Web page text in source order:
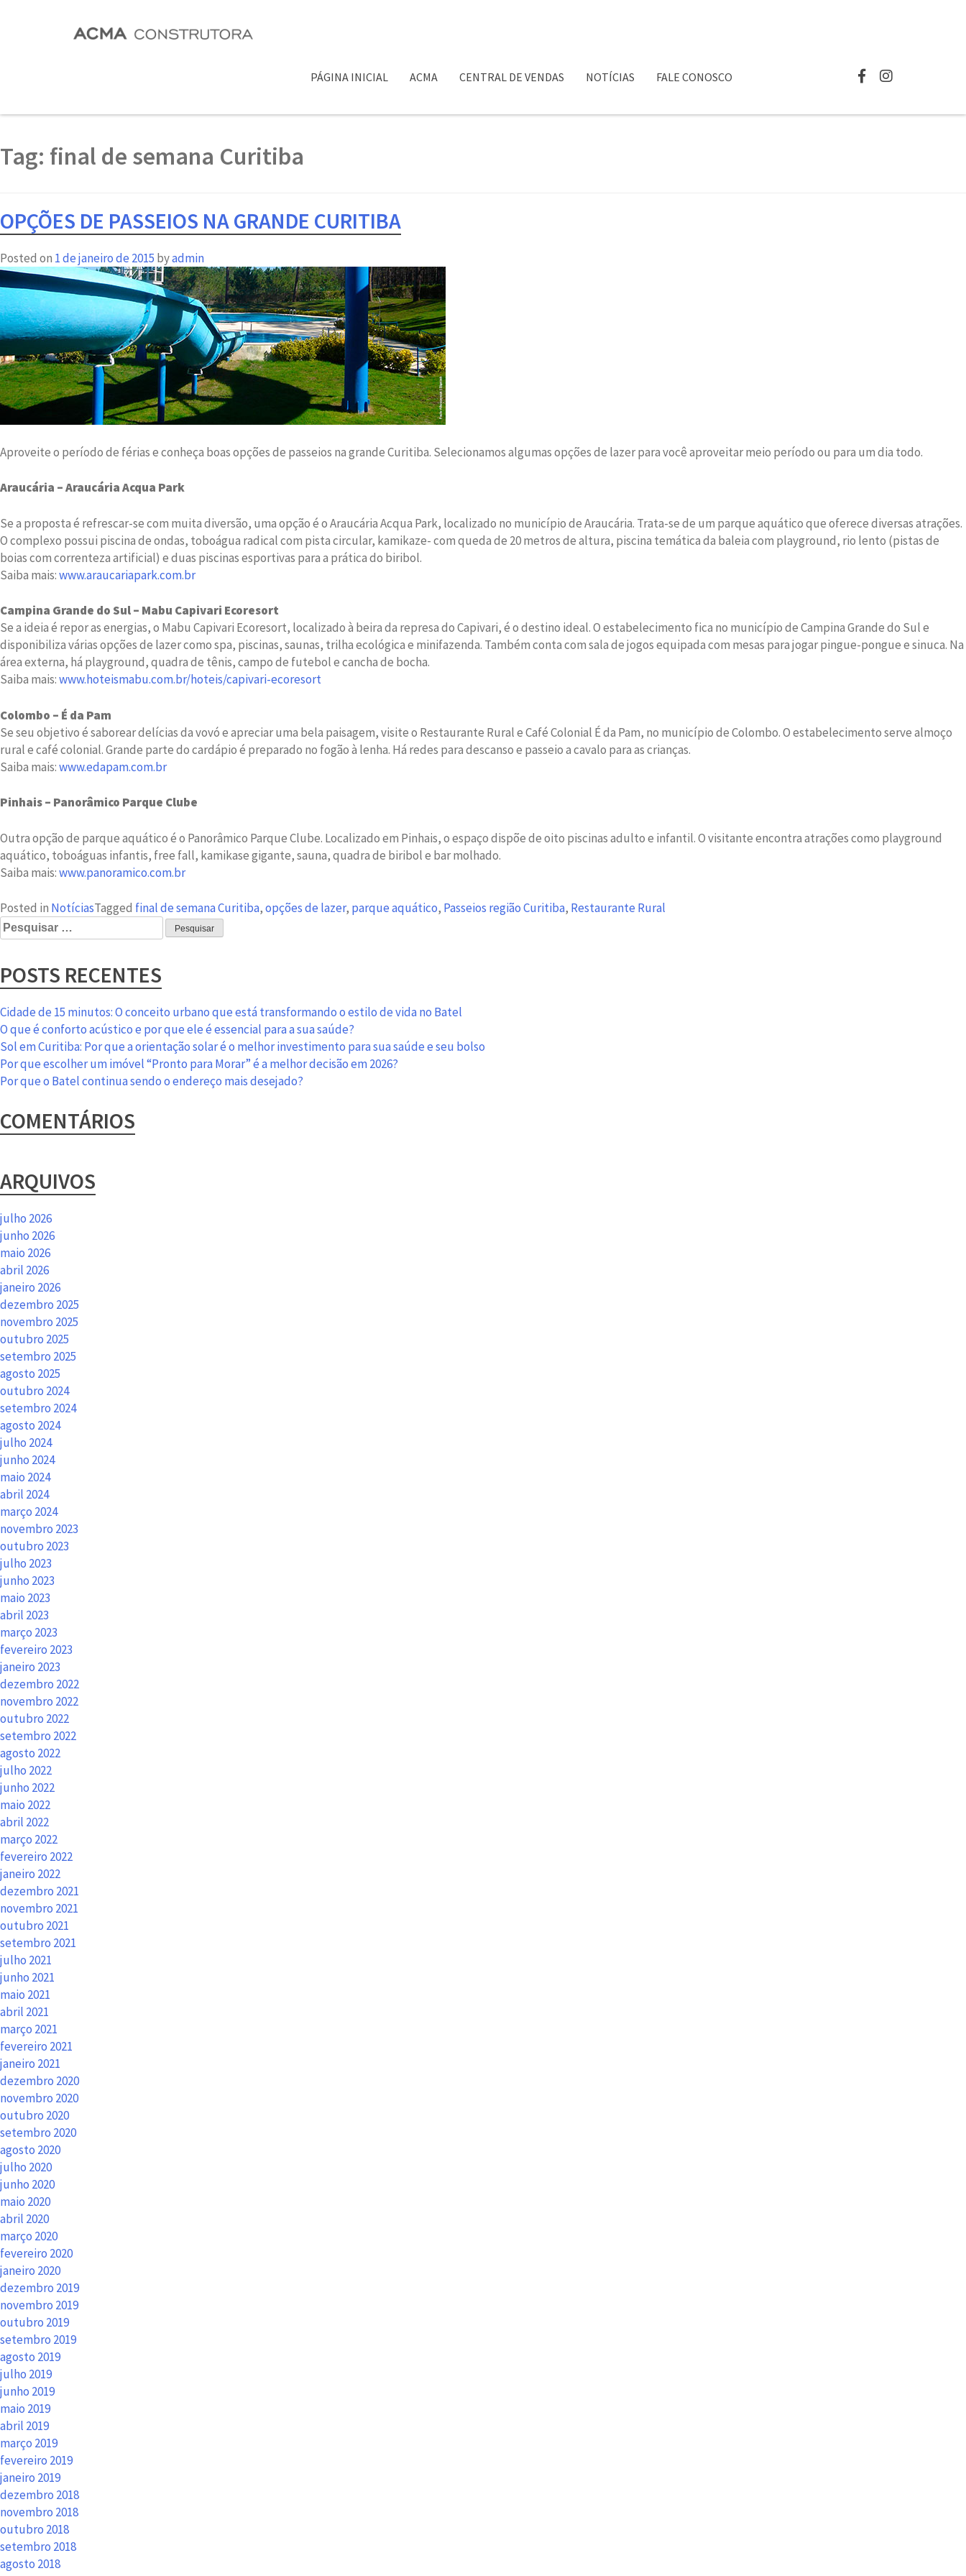
PÁGINA INICIAL ACMA CENTRAL DE VENDAS NOTÍCIAS FALE CONOSCO
Tag: final de semana Curitiba
OPÇÕES DE PASSEIOS NA GRANDE CURITIBA
Posted on 1 de janeiro de 2015 byadmin
Aproveite o período de férias e conheça boas opções de passeios na grande Curitiba. Selecionamos algumas opções de lazer para você aproveitar meio período ou para um dia todo.
Araucária – Araucária Acqua Park
Se a proposta é refrescar-se com muita diversão, uma opção é o Araucária Acqua Park, localizado no município de Araucária. Trata-se de um parque aquático que oferece diversas atrações.
O complexo possui piscina de ondas, toboágua radical com pista circular, kamikaze- com queda de 20 metros de altura, piscina temática da baleia com playground, rio lento (pistas de
boias com correnteza artificial) e duas piscinas esportivas para a prática do biribol.
Saiba mais:www.araucariapark.com.br
Campina Grande do Sul – Mabu Capivari Ecoresort
Se a ideia é repor as energias, o Mabu Capivari Ecoresort, localizado à beira da represa do Capivari, é o destino ideal. O estabelecimento fica no município de Campina Grande do Sul e
disponibiliza várias opções de lazer como spa, piscinas, saunas, trilha ecológica e minifazenda. Também conta com sala de jogos equipada com mesas para jogar pingue-pongue e sinuca. Na
área externa, há playground, quadra de tênis, campo de futebol e cancha de bocha.
Saiba mais:www.hoteismabu.com.br/hoteis/capivari-ecoresort
Colombo – É da Pam
Se seu objetivo é saborear delícias da vovó e apreciar uma bela paisagem, visite o Restaurante Rural e Café Colonial É da Pam, no município de Colombo. O estabelecimento serve almoço
rural e café colonial. Grande parte do cardápio é preparado no fogão à lenha. Há redes para descanso e passeio a cavalo para as crianças.
Saiba mais:www.edapam.com.br
Pinhais – Panorâmico Parque Clube
Outra opção de parque aquático é o Panorâmico Parque Clube. Localizado em Pinhais, o espaço dispõe de oito piscinas adulto e infantil. O visitante encontra atrações como playground
aquático, toboáguas infantis, free fall, kamikase gigante, sauna, quadra de biribol e bar molhado.
Saiba mais:www.panoramico.com.br
Posted in NotíciasTagged final de semana Curitiba,opções de lazer, parque aquático, Passeios região Curitiba, Restaurante Rural
Pesquisar
por:
POSTS RECENTES
Cidade de 15 minutos: O conceito urbano que está transformando o estilo de vida no Batel
O que é conforto acústico e por que ele é essencial para a sua saúde?
Sol em Curitiba: Por que a orientação solar é o melhor investimento para sua saúde e seu bolso
Por que escolher um imóvel “Pronto para Morar” é a melhor decisão em 2026?
Por que o Batel continua sendo o endereço mais desejado?
COMENTÁRIOS
ARQUIVOS
julho 2026
junho 2026
maio 2026
abril 2026
janeiro 2026
dezembro 2025
novembro 2025
outubro 2025
setembro 2025
agosto 2025
outubro 2024
setembro 2024
agosto 2024
julho 2024
junho 2024
maio 2024
abril 2024
março 2024
novembro 2023
outubro 2023
julho 2023
junho 2023
maio 2023
abril 2023
março 2023
fevereiro 2023
janeiro 2023
dezembro 2022
novembro 2022
outubro 2022
setembro 2022
agosto 2022
julho 2022
junho 2022
maio 2022
abril 2022
março 2022
fevereiro 2022
janeiro 2022
dezembro 2021
novembro 2021
outubro 2021
setembro 2021
julho 2021
junho 2021
maio 2021
abril 2021
março 2021
fevereiro 2021
janeiro 2021
dezembro 2020
novembro 2020
outubro 2020
setembro 2020
agosto 2020
julho 2020
junho 2020
maio 2020
abril 2020
março 2020
fevereiro 2020
janeiro 2020
dezembro 2019
novembro 2019
outubro 2019
setembro 2019
agosto 2019
julho 2019
junho 2019
maio 2019
abril 2019
março 2019
fevereiro 2019
janeiro 2019
dezembro 2018
novembro 2018
outubro 2018
setembro 2018
agosto 2018